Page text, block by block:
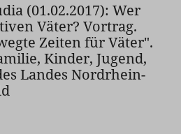
(01.02.2017): Wer
Väter? Vortrag.
Zeiten für Väter".
Kinder, Jugend,
Landes Nordrhein-